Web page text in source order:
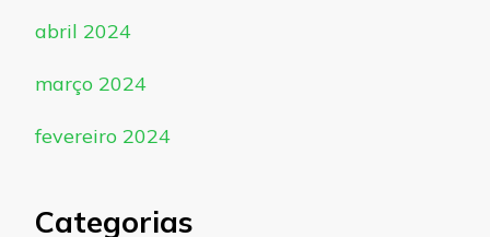
abril 2024
março 2024
fevereiro 2024
Categorias